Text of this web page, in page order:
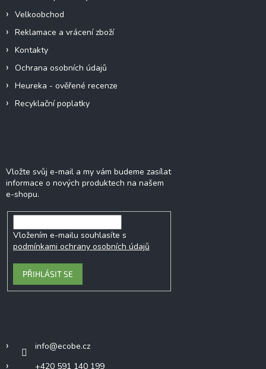
Velkoobchod
Reklamace a vrácení zboží
Kontakty
Ochrana osobních údajů
Heureka - ověřené recenze
Recyklační poplatky
Vložte svůj e-mail a my vám budeme zasílat
informace o nových produktech na našem
e-shopu.
Vložením e-mailu souhlasíte s
podmínkami ochrany osobních údajů
PŘIHLÁSIT SE
info@ecobe.cz
+420 591 140 199